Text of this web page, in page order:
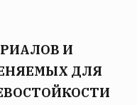
И
ДЛЯ